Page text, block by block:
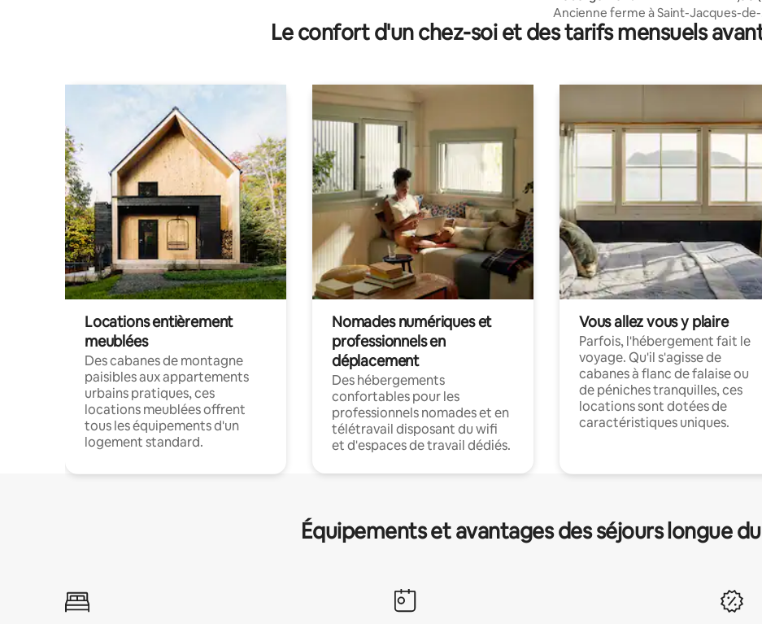
Ancienne ferme à Saint-Jacques-de-
Compostelle
Le confort d'un chez-soi et des tarifs mensuels
Locations entièrement
meublées
Des cabanes de montagne
paisibles aux appartements
urbains pratiques, ces
locations meublées offrent
tous les équipements d'un
logement standard.
Nomades numériques et
professionnels en
déplacement
Des hébergements
confortables pour les
professionnels nomades et en
télétravail disposant du wifi
et d'espaces de travail dédiés.
Vous allez vous y plaire
Parfois, l'hébergement fait le
voyage. Qu'il s'agisse de
cabanes à flanc de falaise ou
de péniches tranquilles, ces
locations sont dotées de
caractéristiques uniques.
Équipements et avantages des séjours longue